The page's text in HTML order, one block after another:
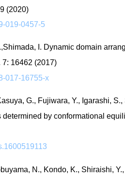
(2020)
019-0457-5
I. Dynamic domain
16462 (2017)
017-16755-x
G., Fujiwara, Y., Igarashi,
by conformational
N., Kondo, K., Shiraishi,